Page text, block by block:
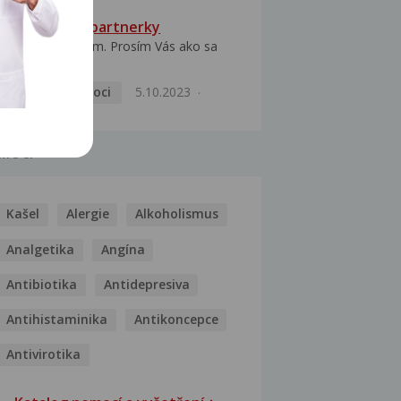
HPV typ 52 u partnerky
Dobrý deň prajem. Prosím Vás ako sa
Pohlavní nemoci
5.10.2023
Kašel Alergie Alkoholismus
Analgetika Angína
Antibiotika Antidepresiva
Antihistaminika Antikoncepce
Antivirotika